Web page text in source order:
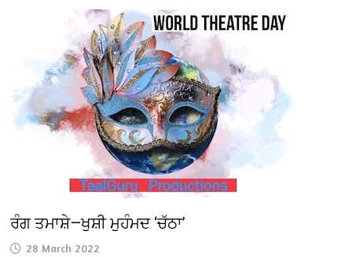
ਰੰਗ ਤਮਾਸ਼ੇ—ਖੁਸ਼ੀ ਮੁਹੰਮਦ ‘ਚੱਠਾ’
28 March 2022